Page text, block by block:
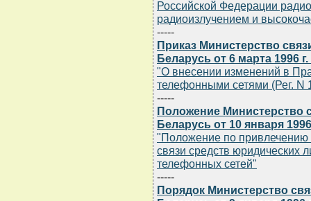
Российской Федерации
радиоизлучением и
-----
Приказ Министерство
Беларусь от 6 марта 1996
"О внесении изменений в
телефонными сетями (Рег. N
-----
Положение Министерство
Беларусь от 10 января
"Положение по привлечению
связи средств юридических
телефонных сетей"
-----
Порядок Министерство